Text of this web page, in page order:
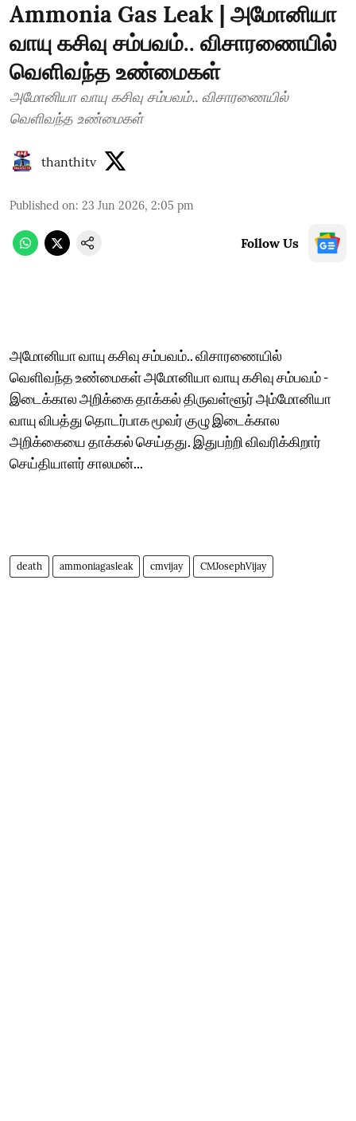
Ammonia Gas Leak | அமோனியா
வாயு கசிவு சம்பவம்.. விசாரணையில்
வெளிவந்த உண்மைகள்
அமோனியா வாயு கசிவு சம்பவம்.. விசாரணையில்
வெளிவந்த உண்மைகள்
thanthitv
Published on: 23 Jun 2026, 2:05 pm
Follow Us
அமோனியா வாயு கசிவு சம்பவம்.. விசாரணையில்
வெளிவந்த உண்மைகள் அமோனியா வாயு கசிவு சம்பவம் -
இடைக்கால அறிக்கை தாக்கல் திருவள்ளூர் அம்மோனியா
வாயு விபத்து தொடர்பாக மூவர் குழு இடைக்கால
அறிக்கையை தாக்கல் செய்தது. இதுபற்றி விவரிக்கிறார்
செய்தியாளர் சாலமன்...
death ammoniagasleak cmvijay CMJosephVijay